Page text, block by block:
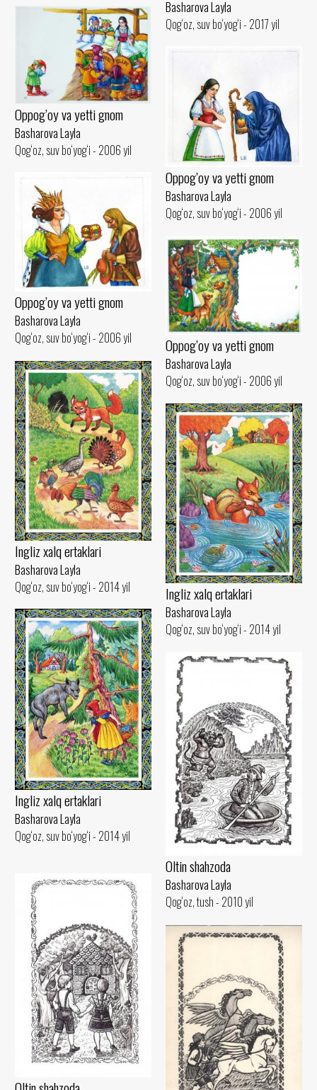
Basharova Layla
Qog‘oz, suv bo‘yog‘i - 2017 yil
Oppog’oy va yetti gnom
Basharova Layla
Qog‘oz, suv bo‘yog‘i - 2006 yil
Oppog’oy va yetti gnom
Basharova Layla
Qog‘oz, suv bo‘yog‘i - 2006 yil
Oppog’oy va yetti gnom
Basharova Layla
Qog‘oz, suv bo‘yog‘i - 2006 yil
Oppog’oy va yetti gnom
Basharova Layla
Qog‘oz, suv bo‘yog‘i - 2006 yil
Ingliz xalq ertaklari
Basharova Layla
Qog‘oz, suv bo‘yog‘i - 2014 yil
Ingliz xalq ertaklari
Basharova Layla
Qog‘oz, suv bo‘yog‘i - 2014 yil
Ingliz xalq ertaklari
Basharova Layla
Qog‘oz, suv bo‘yog‘i - 2014 yil
Oltin shahzoda
Basharova Layla
Qog‘oz, tush - 2010 yil